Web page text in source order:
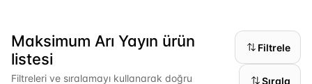
Maksimum Arı Yayın ürün
listesi
Filtreleri ve sıralamayı kullanarak doğru
Filtrele
Sırala